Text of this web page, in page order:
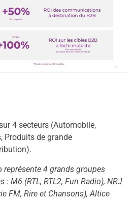
4 secteurs (Automobile,
Produits de grande
représente 4 grands groupes
: M6 (RTL, RTL2, Fun Radio), NRJ
FM, Rire et Chansons), Altice